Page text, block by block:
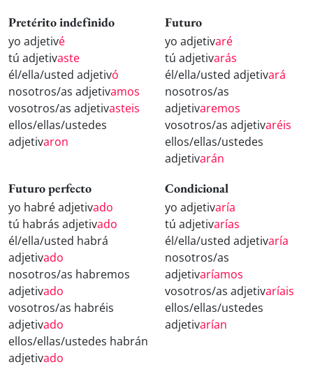
Pretérito indefinido
yo adjetivé
tú adjetivaste
él/ella/usted adjetivó
nosotros/as adjetivamos
vosotros/as adjetivasteis
ellos/ellas/ustedes
adjetivaron
Futuro
yo adjetivaré
tú adjetivarás
él/ella/usted adjetivará
nosotros/as
adjetivaremos
vosotros/as adjetivaréis
ellos/ellas/ustedes
adjetivarán
Futuro perfecto
yo habré adjetivado
tú habrás adjetivado
él/ella/usted habrá
adjetivado
nosotros/as habremos
adjetivado
vosotros/as habréis
adjetivado
ellos/ellas/ustedes habrán
adjetivado
Condicional
yo adjetivaría
tú adjetivarías
él/ella/usted adjetivaría
nosotros/as
adjetivaríamos
vosotros/as adjetivaríais
ellos/ellas/ustedes
adjetivarían